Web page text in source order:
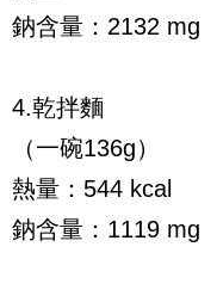
鈉含量：2132 mg
4.乾拌麵
（一碗136g）
熱量：544 kcal
鈉含量：1119 mg